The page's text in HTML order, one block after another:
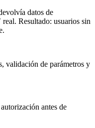
datos de
Resultado: usuarios sin
validación de parámetros y
antes de